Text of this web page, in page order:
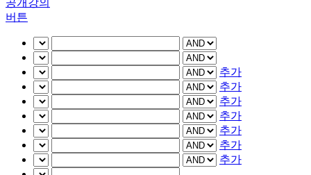
공개강의
버튼
추가
추가
추가
추가
추가
추가
추가